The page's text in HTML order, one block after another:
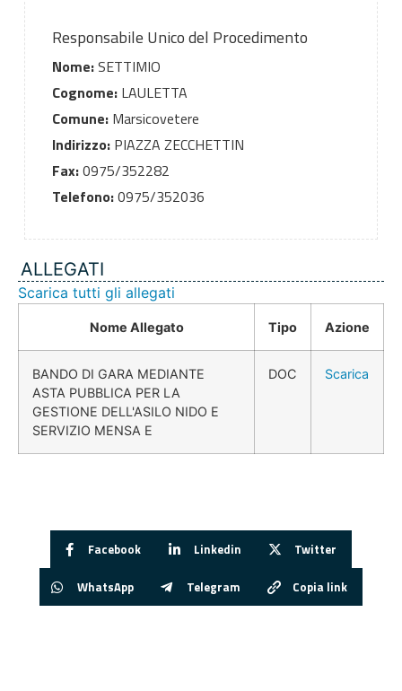
Responsabile Unico del Procedimento
Nome:SETTIMIO
Cognome:LAULETTA
Comune:Marsicovetere
Indirizzo:PIAZZA ZECCHETTIN
Fax:0975/352282
Telefono:0975/352036
ALLEGATI
Scarica tutti gli allegati
Nome Allegato Tipo Azione
BANDO DI GARA MEDIANTE
ASTA PUBBLICA PER LA
GESTIONE DELL'ASILO NIDO E
SERVIZIO MENSA E
DOC Scarica
Facebook Linkedin Twitter
WhatsApp Telegram Copia link